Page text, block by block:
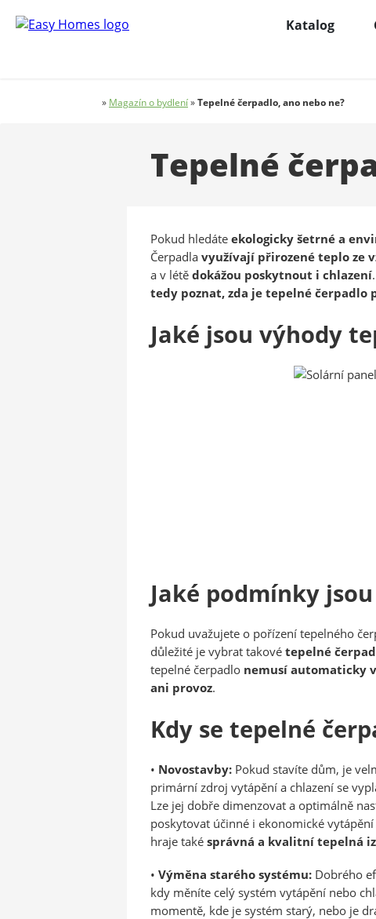
Katalog
» Magazín o bydlení»Tepelné čerpadlo, ano nebo ne?
Tepelné
Pokud hledáte ekologicky šetrné a
Čerpadla využívají přirozené teplo ze
a v létě dokážou poskytnout i chlazení
tedy poznat, zda je tepelné čerpadlo
Jaké jsou výhody
Jaké podmínky
Pokud uvažujete o pořízení tepelného
důležité je vybrat takové tepelné
tepelné čerpadlo nemusí automaticky
ani provoz.
Kdy se tepelné
• Novostavby: Pokud stavíte dům, je
primární zdroj vytápění a chlazení se
Lze jej dobře dimenzovat a optimálně
poskytovat účinné i ekonomické
hraje také správná a kvalitní tepelná
• Výměna starého systému: Dobrého
kdy měníte celý systém vytápění nebo
momentě, kde je systém starý, nebo je